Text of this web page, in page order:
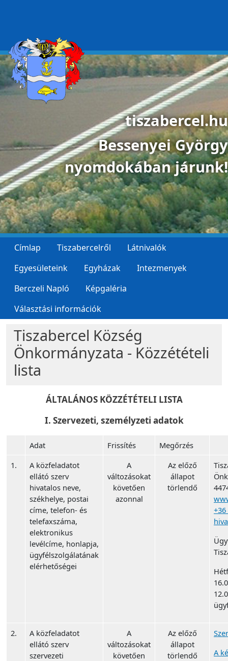
tiszabercel.hu
Bessenyei György
nyomdokában járunk!
Címlap Tiszabercelről
Látnivalók
Egyesületeink
Egyházak
Intezmenyek
Berczeli Napló
Képgaléria
Választási információk
Tiszabercel Község
Önkormányzata - Közzétételi
lista
ÁLTALÁNOS KÖZZÉTÉTELI LISTA
I. Szervezeti, személyzeti adatok
Adat Frissítés
Megőrzés
1.
A közfeladatot
ellátó szerv
hivatalos neve,
székhelye, postai
címe, telefon- és
telefaxszáma,
elektronikus
levélcíme, honlapja,
ügyfélszolgálatának
elérhetőségei
A
változásokat
követően
azonnal
Az előző
állapot
törlendő
+36
2.
A közfeladatot
ellátó szerv
szervezeti
A
változásokat
követően
Az előző
állapot
törlendő
A